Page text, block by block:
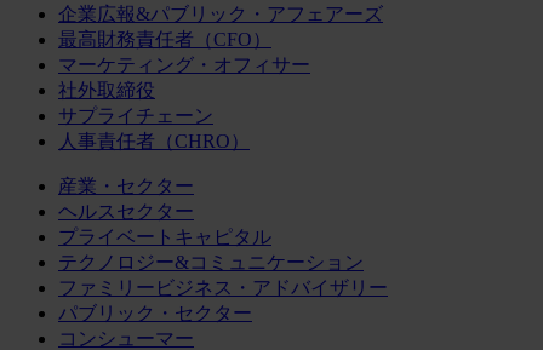
企業広報&パブリック・アフェアーズ
最高財務責任者（CFO）
マーケティング・オフィサー
社外取締役
サプライチェーン
人事責任者（CHRO）
産業・セクター
ヘルスセクター
プライベートキャピタル
テクノロジー&コミュニケーション
ファミリービジネス・アドバイザリー
パブリック・セクター
コンシューマー